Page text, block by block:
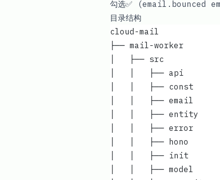
勾选✅ (email.bounced
目录结构
cloud-mail
│   ├──